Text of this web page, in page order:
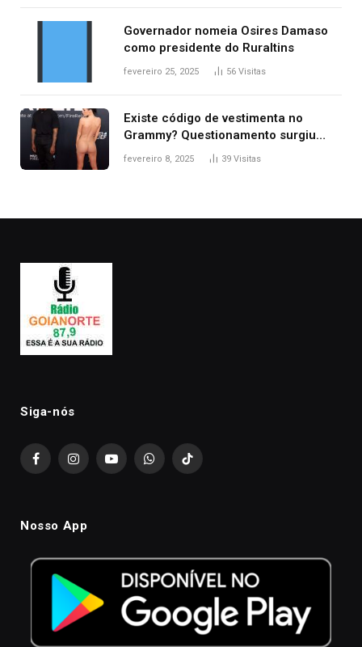
Governador nomeia Osires Damaso
como presidente do Ruraltins
fevereiro 25, 2025 56 Visitas
Existe código de vestimenta no
Grammy? Questionamento surgiu
após Bianca Censori, mulher de
fevereiro 8, 2025 39 Visitas
Siga-nós
FacebookInstagramYouTubeWhatsAppTikTok
Nosso App